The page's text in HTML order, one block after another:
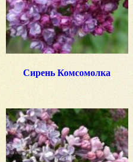
Сирень Комсомолка